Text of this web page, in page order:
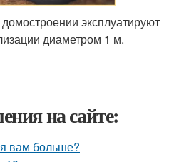
эксплуатируют
диаметром 1 м.
на сайте:
вам больше?